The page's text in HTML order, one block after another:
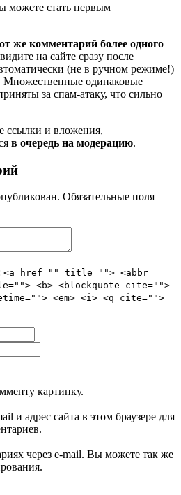
можете стать первым
же комментарий более одного
на сайте сразу после
(не в ручном режиме!)
Множественные одинаковые
за спам-атаку, что сильно
ссылки и вложения,
в очередь на модерацию.
Обязательные поля
<a href="" title=""> <abbr
<b> <blockquote cite="">
<em> <i> <q cite="">
картинку.
и адрес сайта в этом браузере для
через e-mail. Вы можете так же